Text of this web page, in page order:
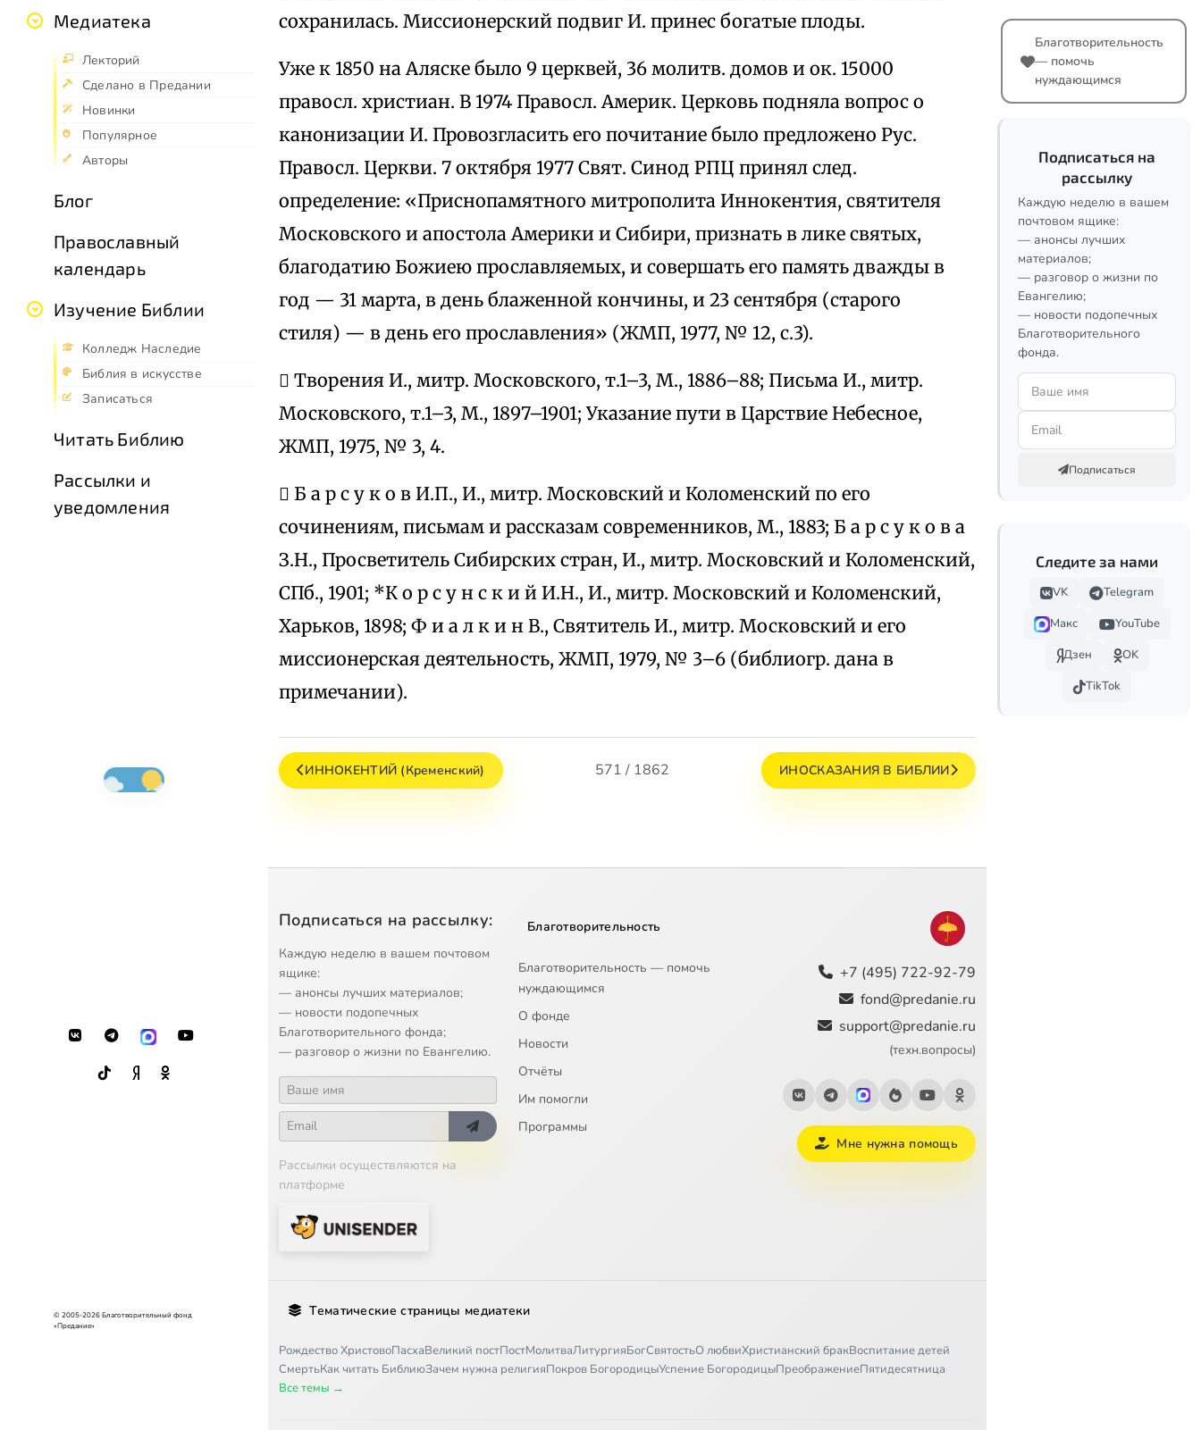
Медиатека
Лекторий
Сделано в Предании
Новинки
Популярное
Авторы
Блог
Православный
календарь
Изучение Библии
Колледж Наследие
Библия в искусстве
Записаться
Читать Библию
Рассылки и
уведомления
© 2005-2026 Благотворительный фонд
«Предание»
сохранилась. Миссионерский подвиг И. принес богатые плоды.
Уже к 1850 на Аляске было 9 церквей, 36 молитв. домов и ок. 15000
правосл. христиан. В 1974 Правосл. Америк. Церковь подняла вопрос о
канонизации И. Провозгласить его почитание было предложено Рус.
Правосл. Церкви. 7 октября 1977 Свят. Синод РПЦ принял след.
определение: «Приснопамятного митрополита Иннокентия, святителя
Московского и апостола Америки и Сибири, признать в лике святых,
благодатию Божиею прославляемых, и совершать его память дважды в
год — 31 марта, в день блаженной кончины, и 23 сентября (старого
стиля) — в день его прославления» (ЖМП, 1977, № 12, с.3).
 Творения И., митр. Московского, т.1–3, М., 1886–88; Письма И., митр.
Московского, т.1–3, М., 1897–1901; Указание пути в Царствие Небесное,
ЖМП, 1975, № 3, 4.
 Б а р с у к о в И.П., И., митр. Московский и Коломенский по его
сочинениям, письмам и рассказам современников, М., 1883; Б а р с у к о в а
З.Н., Просветитель Сибирских стран, И., митр. Московский и Коломенский,
СПб., 1901; *К о р с у н с к и й И.Н., И., митр. Московский и Коломенский,
Харьков, 1898; Ф и а л к и н В., Святитель И., митр. Московский и его
миссионерская деятельность, ЖМП, 1979, № 3–6 (библиогр. дана в
примечании).
ИННОКЕНТИЙ (Кременский) 571 / 1862 ИНОСКАЗАНИЯ В БИБЛИИ
Подписаться на рассылку:
Каждую неделю в вашем почтовом
ящике:
— анонсы лучших материалов;
— новости подопечных
Благотворительного фонда;
— разговор о жизни по Евангелию.
Рассылки осуществляются на
платформе
Благотворительность
Благотворительность — помочь
нуждающимся
О фонде
Новости
Отчёты
Им помогли
Программы
+7 (495) 722-92-79
fond@predanie.ru
support@predanie.ru
(техн.вопросы)
Мне нужна помощь
Тематические страницы медиатеки
Рождество ХристовоПасхаВеликий постПостМолитваЛитургияБогСвятостьО любвиХристианский бракВоспитание детей
СмертьКак читать БиблиюЗачем нужна религияПокров БогородицыУспение БогородицыПреображениеПятидесятница
Все темы →
Благотворительность
— помочь
нуждающимся
Подписаться на
рассылку
Каждую неделю в вашем
почтовом ящике:
— анонсы лучших
материалов;
— разговор о жизни по
Евангелию;
— новости подопечных
Благотворительного
фонда.
Подписаться
Следите за нами
VK
Telegram
Макс
YouTube
Дзен
OK
TikTok